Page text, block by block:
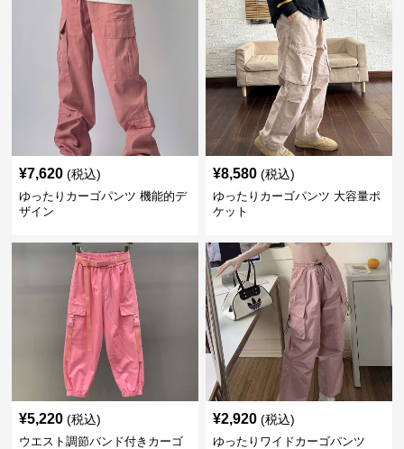
¥7,620 (税込)
ゆったりカーゴパンツ 機能的デ
ザイン
¥8,580 (税込)
ゆったりカーゴパンツ 大容量ポ
ケット
¥5,220 (税込)
ウエスト調節バンド付きカーゴ
¥2,920 (税込)
ゆったりワイドカーゴパンツ